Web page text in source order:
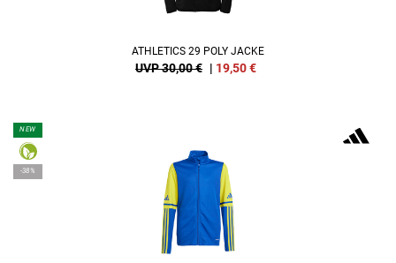
ATHLETICS 29 POLY JACKE
UVP 30,00 € | 19,50€
NEW
-38%